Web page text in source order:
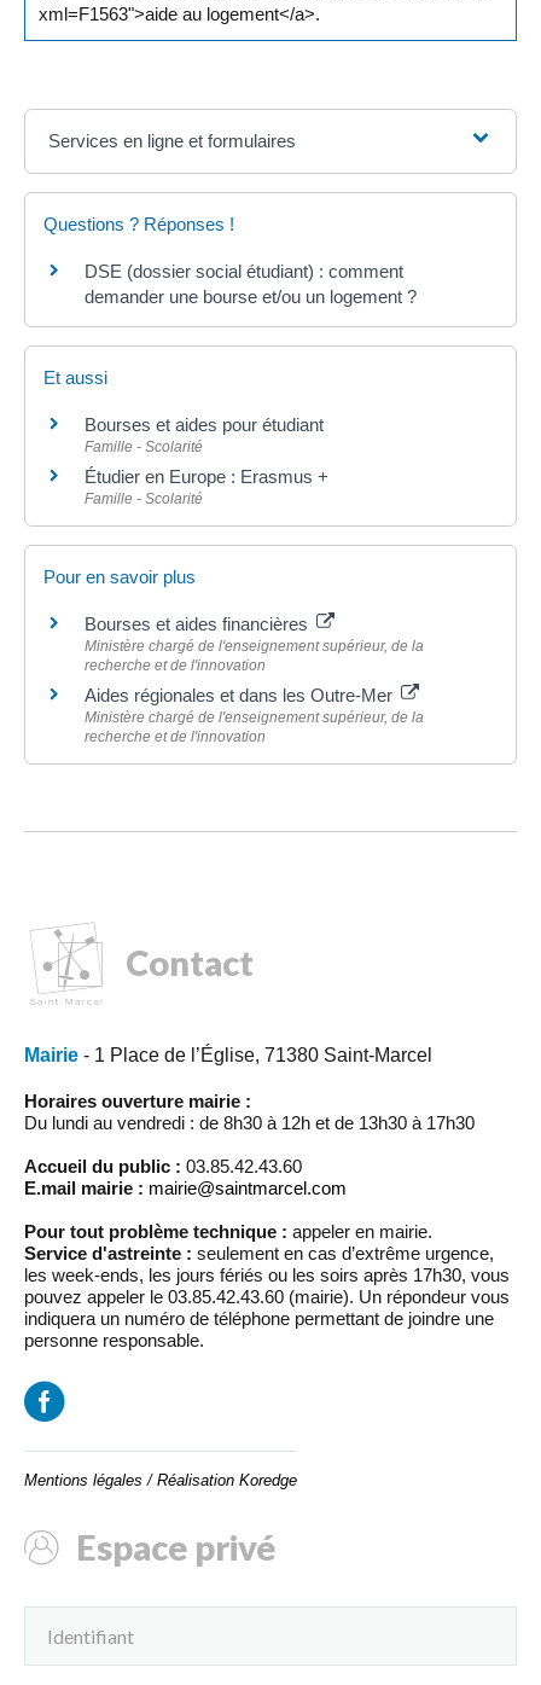
xml=F1563">aide au logement</a>.
Services en ligne et formulaires
Questions ? Réponses !
DSE (dossier social étudiant) : comment
demander une bourse et/ou un logement ?
Et aussi
Bourses et aides pour étudiant
Famille - Scolarité
Étudier en Europe : Erasmus +
Famille - Scolarité
Pour en savoir plus
Bourses et aides financières
Ministère chargé de l'enseignement supérieur, de la
recherche et de l'innovation
Aides régionales et dans les Outre-Mer
Ministère chargé de l'enseignement supérieur, de la
recherche et de l'innovation
Contact
Mairie - 1 Place de l’Église, 71380 Saint-Marcel
Horaires ouverture mairie :
Du lundi au vendredi : de 8h30 à 12h et de 13h30 à 17h30
Accueil du public : 03.85.42.43.60
E.mail mairie : mairie@saintmarcel.com
Pour tout problème technique : appeler en mairie.
Service d'astreinte : seulement en cas d’extrême urgence,
les week-ends, les jours fériés ou les soirs après 17h30, vous
pouvez appeler le 03.85.42.43.60 (mairie). Un répondeur vous
indiquera un numéro de téléphone permettant de joindre une
personne responsable.
Mentions légales / Réalisation Koredge
Espace privé